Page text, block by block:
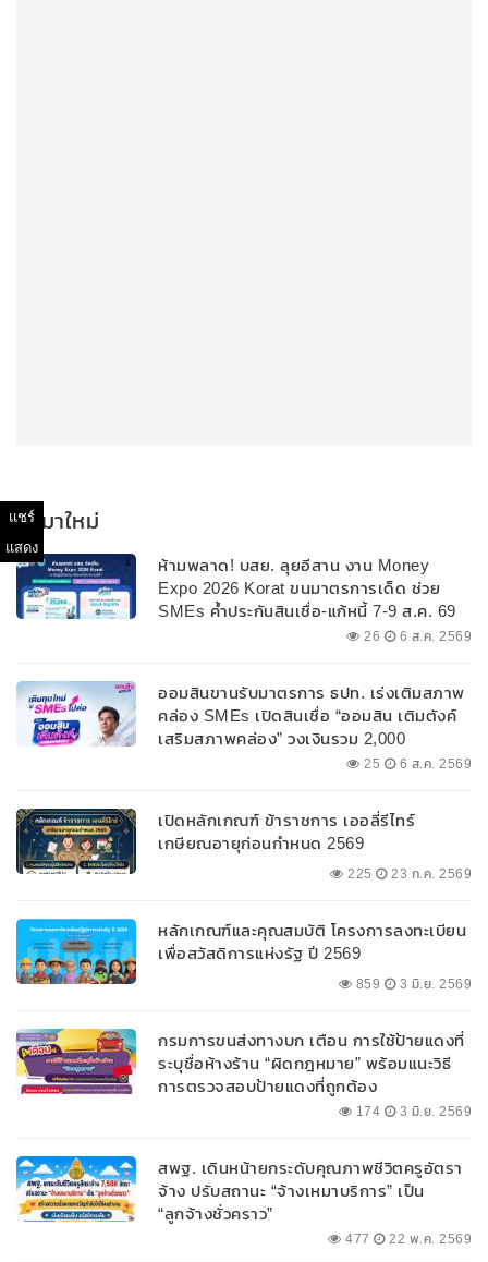
แชร์
แสดง
มาใหม่
ห้ามพลาด! บสย. ลุยอีสาน งาน Money
Expo 2026 Korat ขนมาตรการเด็ด ช่วย
SMEs ค้ำประกันสินเชื่อ-แก้หนี้ 7-9 ส.ค. 69
26 6 ส.ค. 2569
ออมสินขานรับมาตรการ ธปท. เร่งเติมสภาพ
คล่อง SMEs เปิดสินเชื่อ “ออมสิน เติมตังค์
เสริมสภาพคล่อง” วงเงินรวม 2,000
ลบ.สนับสนุนเงินทุนหมุนเวียนวงเงินกู้สูงสุด
25 6 ส.ค. 2569
เปิดหลักเกณฑ์ ข้าราชการ เออลี่รีไทร์
เกษียณอายุก่อนกำหนด 2569
225 23 ก.ค. 2569
หลักเกณฑ์และคุณสมบัติ โครงการลงทะเบียน
เพื่อสวัสดิการแห่งรัฐ ปี 2569
859 3 มิ.ย. 2569
กรมการขนส่งทางบก เตือน การใช้ป้ายแดงที่
ระบุชื่อห้างร้าน “ผิดกฎหมาย” พร้อมแนะวิธี
การตรวจสอบป้ายแดงที่ถูกต้อง
174 3 มิ.ย. 2569
สพฐ. เดินหน้ายกระดับคุณภาพชีวิตครูอัตรา
จ้าง ปรับสถานะ “จ้างเหมาบริการ” เป็น
“ลูกจ้างชั่วคราว”
477 22 พ.ค. 2569